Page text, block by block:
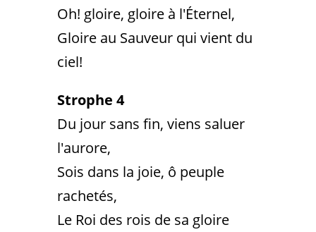
Oh! gloire, gloire à l'Éternel,
Gloire au Sauveur qui vient du
ciel!
Strophe 4
Du jour sans fin, viens saluer
l'aurore,
Sois dans la joie, ô peuple
rachetés,
Le Roi des rois de sa gloire